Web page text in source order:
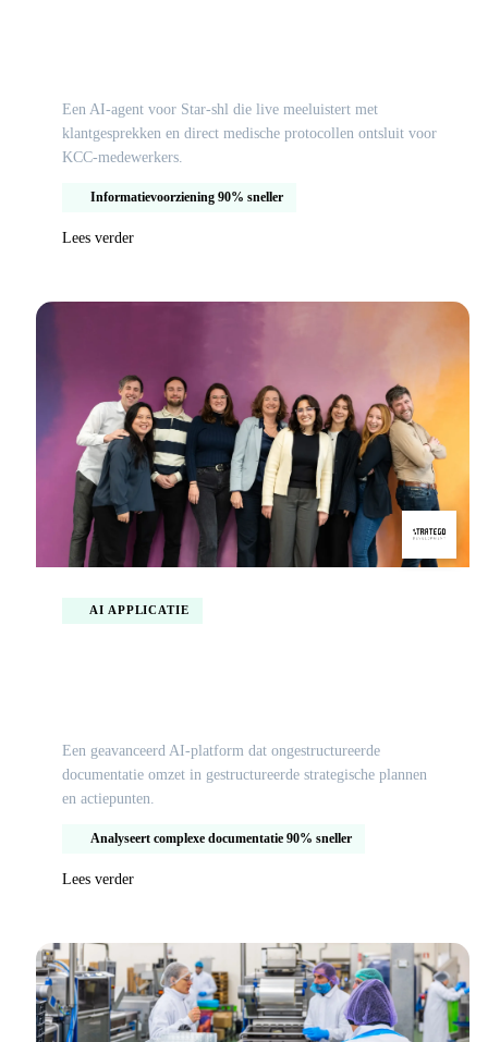
Een AI-agent voor Star-shl die live meeluistert met
klantgesprekken en direct medische protocollen ontsluit voor
KCC-medewerkers.
Informatievoorziening 90% sneller
Lees verder
AI APPLICATIE
Een geavanceerd AI-platform dat ongestructureerde
documentatie omzet in gestructureerde strategische plannen
en actiepunten.
Analyseert complexe documentatie 90% sneller
Lees verder